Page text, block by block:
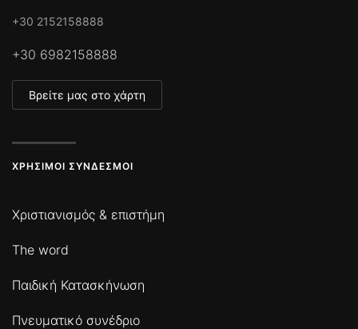
+30 2152158888
+30 6982158888
Βρείτε μας στο χάρτη
ΧΡΉΣΙΜΟΙ ΣΎΝΔΕΣΜΟΙ
Χριστιανισμός & επιστήμη
The word
Παιδική Κατασκήνωση
Πνευματικό συνέδριο